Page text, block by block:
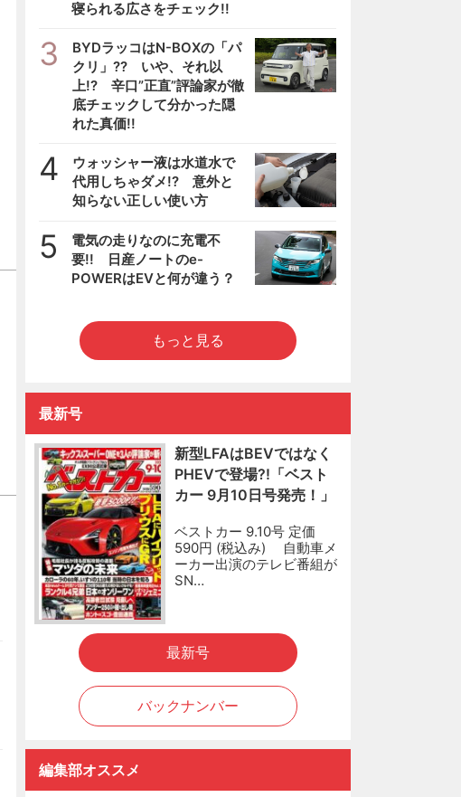
寝られる広さをチェック!!
3
BYDラッコはN-BOXの「パ
クリ」?? いや、それ以
上!? 辛口”正直”評論家が徹
底チェックして分かった隠
れた真価!!
4
ウォッシャー液は水道水で
代用しちゃダメ!? 意外と
知らない正しい使い方
5
電気の走りなのに充電不
要!! 日産ノートのe-
POWERはEVと何が違う？
もっと見る
最新号
新型LFAはBEVではなく
PHEVで登場?!「ベスト
カー 9月10日号発売！」
ベストカー 9.10号 定価
590円 (税込み) 自動車メ
ーカー出演のテレビ番組が
SN…
最新号
バックナンバー
編集部オススメ